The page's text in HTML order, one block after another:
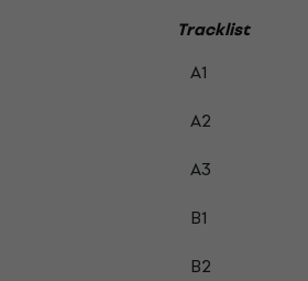
Tracklist
A1
A2
A3
B1
B2